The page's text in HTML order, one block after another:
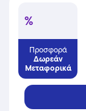
%
Προσφορά
Δωρεάν
Μεταφορικά